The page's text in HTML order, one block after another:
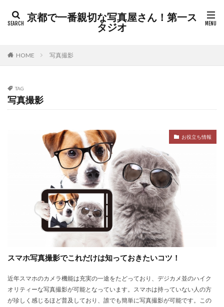
京都で一番親切な写真屋さん！第一ス
タジオ
HOME 写真撮影
TAG
写真撮影
お役立ち情報
スマホ写真撮影でこれだけは知っておきたいコツ！
近年スマホのカメラ機能は充実の一途をたどっており、デジカメ並のハイク
オリティーな写真撮影が可能となっています。スマホは持っていない人の方
が珍しく感じるほど普及しており、誰でも簡単に写真撮影が可能です。この